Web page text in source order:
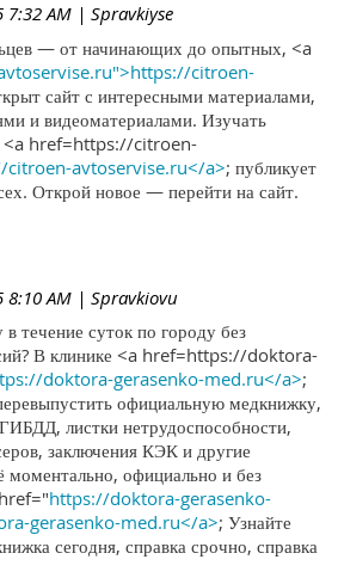
7:32 AM | Spravkiyse
— от начинающих до опытных, <a
citroen-
сайт с интересными материалами,
и видеоматериалами. Изучать
<a href=https://citroen-
citroen-avtoservise.ru</a>; публикует
Открой новое — перейти на сайт.
8:10 AM | Spravkiovu
течение суток по городу без
В клинике <a href=https://doktora-
doktora-gerasenko-med.ru</a>;
официальную медкнижку,
листки нетрудоспособности,
заключения КЭК и другие
моментально, официально и без
https://doktora-gerasenko-
gerasenko-med.ru</a>; Узнайте
сегодня, справка срочно, справка